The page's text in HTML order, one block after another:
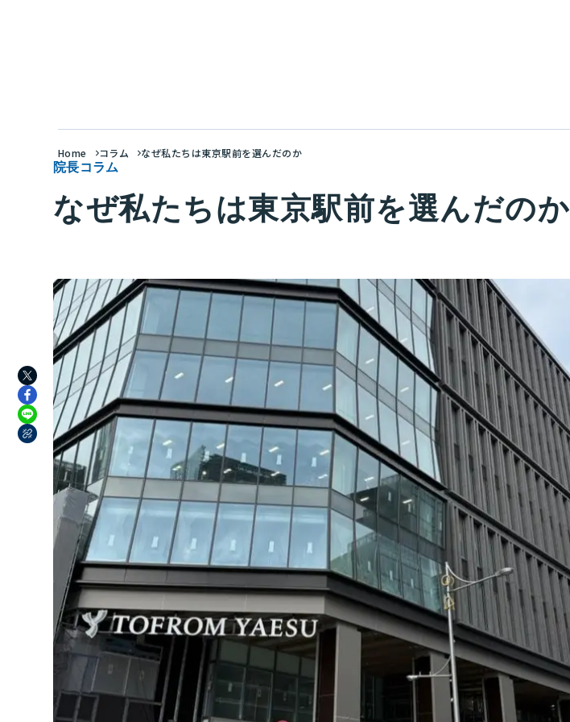
Home コラム なぜ私たちは東京駅前を選んだのか
院長コラム
なぜ私たちは東京駅前を選んだのか